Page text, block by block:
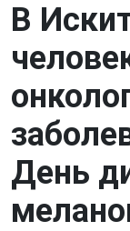
В
День